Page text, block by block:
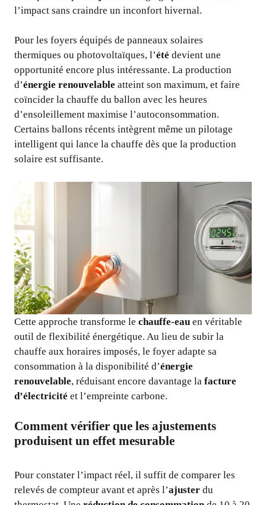
l’impact sans craindre un inconfort hivernal.
Pour les foyers équipés de panneaux solaires
thermiques ou photovoltaïques, l’été devient une
opportunité encore plus intéressante. La production
d’énergie renouvelable atteint son maximum, et faire
coïncider la chauffe du ballon avec les heures
d’ensoleillement maximise l’autoconsommation.
Certains ballons récents intègrent même un pilotage
intelligent qui lance la chauffe dès que la production
solaire est suffisante.
Cette approche transforme le chauffe-eau en véritable
outil de flexibilité énergétique. Au lieu de subir la
chauffe aux horaires imposés, le foyer adapte sa
consommation à la disponibilité d’énergie
renouvelable, réduisant encore davantage la facture
d’électricité et l’empreinte carbone.
Comment vérifier que les ajustements
produisent un effet mesurable
Pour constater l’impact réel, il suffit de comparer les
relevés de compteur avant et après l’ajuster du